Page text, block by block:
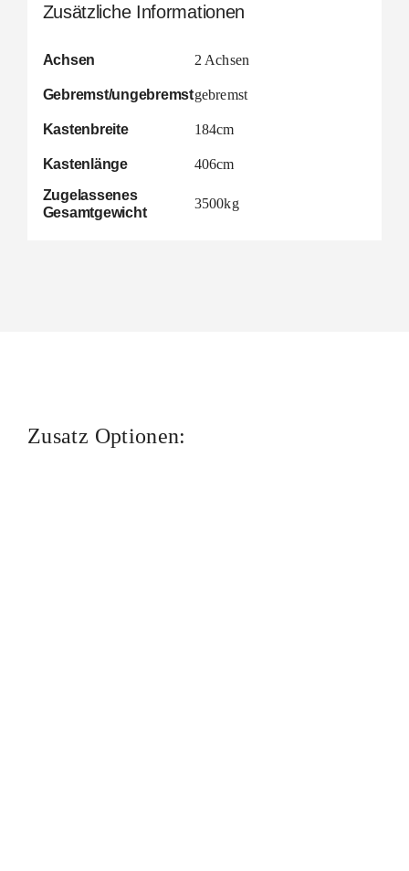
Zusätzliche Informationen
Achsen 2 Achsen
Gebremst/ungebremstgebremst
Kastenbreite 184cm
Kastenlänge
406cm
Zugelassenes
Gesamtgewicht
3500kg
Zusatz Optionen: